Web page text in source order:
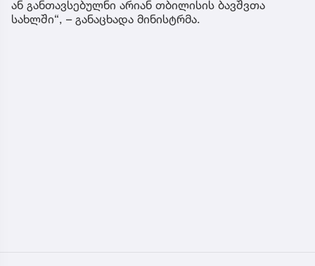
ან განთავსებულნი არიან თბილისის ბავშვთა
სახლში“, – განაცხადა მინისტრმა.